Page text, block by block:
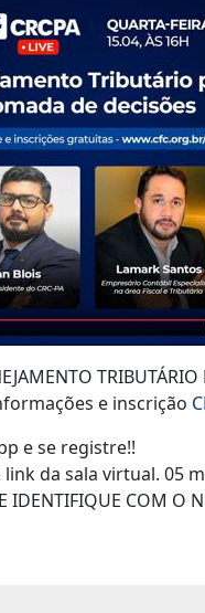
e inscrição
e se registre!!
da sala virtual. 05
IDENTIFIQUE COM O